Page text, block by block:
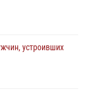
устроивших